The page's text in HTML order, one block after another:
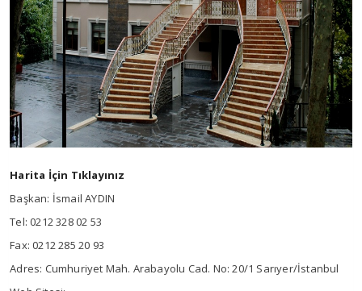
Harita İçin Tıklayınız
Başkan: İsmail AYDIN
Tel: 0212 328 02 53
Fax: 0212 285 20 93
Adres: Cumhuriyet Mah. Arabayolu Cad. No: 20/1 Sarıyer/İstanbul